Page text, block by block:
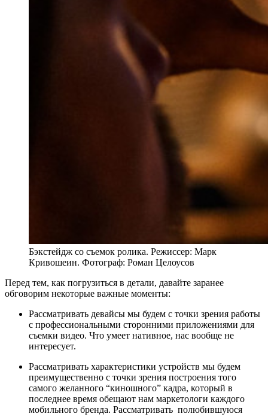
Бэкстейдж со съемок ролика. Режиссер: Марк
Кривошеин. Фотограф: Роман Целоусов
Перед тем, как погрузиться в детали, давайте заранее
обговорим некоторые важные моменты:
Рассматривать девайсы мы будем с точки зрения работы
с профессиональными сторонними приложениями для
съемки видео. Что умеет нативное, нас вообще не
интересует.
Рассматривать характеристики устройств мы будем
преимущественно с точки зрения построения того
самого желанного “киношного” кадра, который в
последнее время обещают нам маркетологи каждого
мобильного бренда. Рассматривать полюбившуюся